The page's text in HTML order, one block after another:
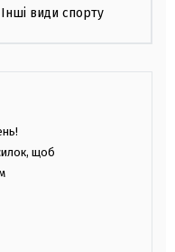
Інші види спорту
щоб